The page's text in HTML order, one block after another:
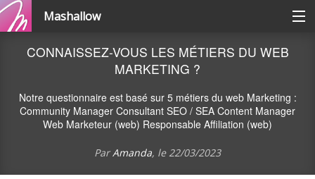
Mashallow
Catégories
CONNAISSEZ-VOUS LES MÉTIERS DU WEB
MARKETING ?
Notre questionnaire est basé sur 5 métiers du web Marketing :
Community Manager Consultant SEO / SEA Content Manager
Web Marketeur (web) Responsable Affiliation (web)
ParAmanda, le22/03/2023